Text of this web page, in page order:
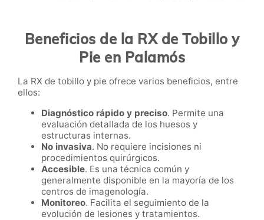
Beneficios de la RX de Tobillo y
Pie en Palamós
La RX de tobillo y pie ofrece varios beneficios, entre
ellos:
Diagnóstico rápido y preciso. Permite una
evaluación detallada de los huesos y
estructuras internas.
No invasiva. No requiere incisiones ni
procedimientos quirúrgicos.
Accesible. Es una técnica común y
generalmente disponible en la mayoría de los
centros de imagenología.
Monitoreo. Facilita el seguimiento de la
evolución de lesiones y tratamientos.